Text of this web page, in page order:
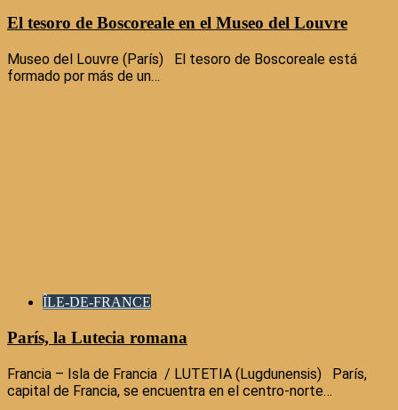
El tesoro de Boscoreale en el Museo del Louvre
Museo del Louvre (París) El tesoro de Boscoreale está
formado por más de un…
ÎLE-DE-FRANCE
París, la Lutecia romana
Francia – Isla de Francia / LUTETIA (Lugdunensis) París,
capital de Francia, se encuentra en el centro-norte…